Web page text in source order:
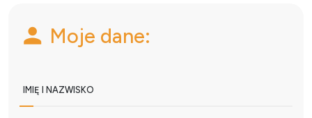
Moje dane:
IMIĘ I NAZWISKO